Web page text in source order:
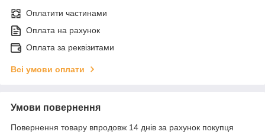
Оплатити частинами
Оплата на рахунок
Оплата за реквізитами
Всі умови оплати
Умови повернення
Повернення товару впродовж 14 днів за рахунок покупця